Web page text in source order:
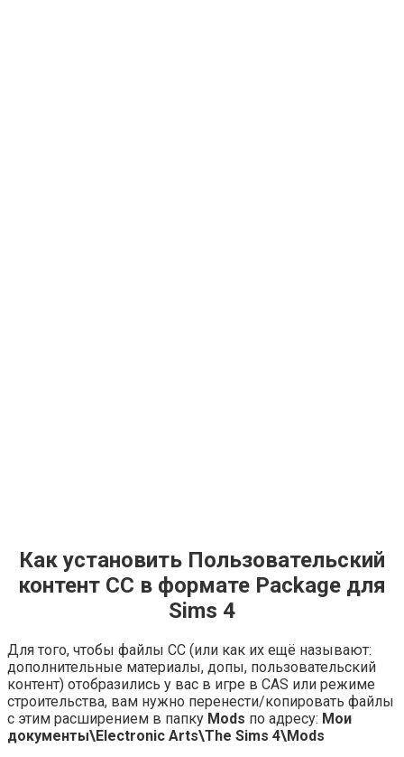
Как установить Пользовательский
контент СС в формате Package для
Sims 4
Для того, чтобы файлы СС (или как их ещё называют:
дополнительные материалы, допы, пользовательский
контент) отобразились у вас в игре в CAS или режиме
строительства, вам нужно перенести/копировать файлы
с этим расширением в папку Mods по адресу: Мои
документы\Electronic Arts\The Sims 4\Mods